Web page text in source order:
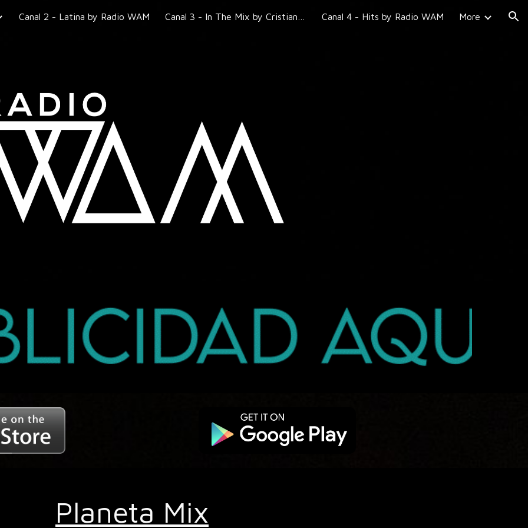
to main content Skip to navigation
Canal 2 - Latina by Radio WAM Canal 4 - Hits by Radio WAM More
Planeta Mix